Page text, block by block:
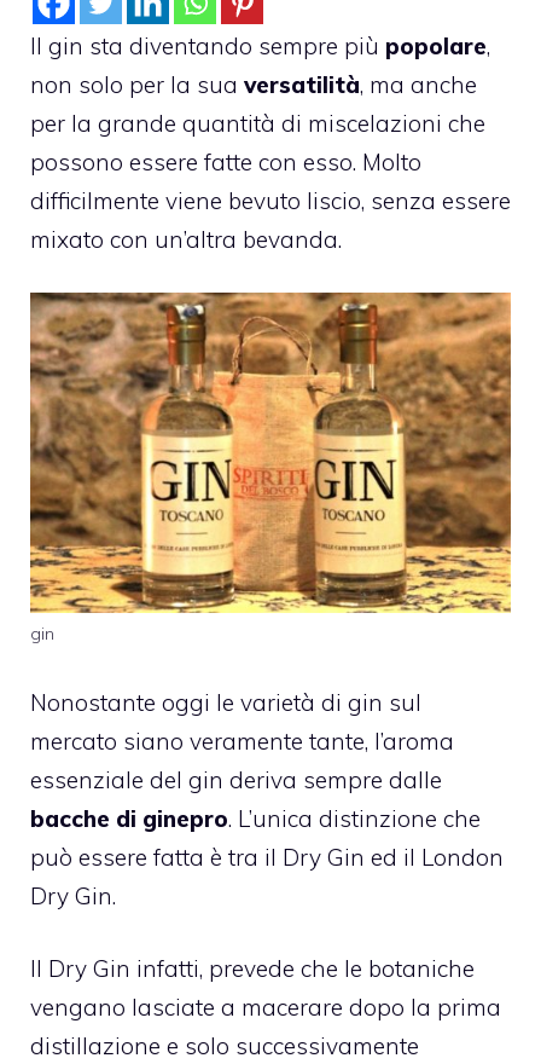
Il gin sta diventando sempre più popolare,
non solo per la sua versatilità, ma anche
per la grande quantità di miscelazioni che
possono essere fatte con esso. Molto
difficilmente viene bevuto liscio, senza essere
mixato con un’altra bevanda.
gin
Nonostante oggi le varietà di gin sul
mercato siano veramente tante, l’aroma
essenziale del gin deriva sempre dalle
bacche di ginepro. L’unica distinzione che
può essere fatta è tra il Dry Gin ed il London
Dry Gin.
Il Dry Gin infatti, prevede che le botaniche
vengano lasciate a macerare dopo la prima
distillazione e solo successivamente